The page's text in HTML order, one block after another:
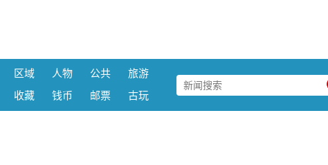
区域 人物 公共
旅游
收藏 钱币 邮票 古玩